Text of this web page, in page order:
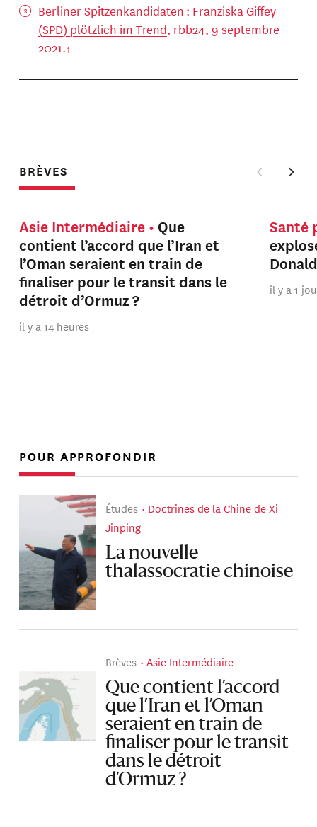
Berliner Spitzenkandidaten : Franziska Giffey
(SPD) plötzlich im Trend, rbb24, 9 septembre
2021.
BRÈVES
Asie Intermédiaire
Que
contient l’accord que l’Iran et
l’Oman seraient en train de
finaliser pour le transit dans le
détroit d’Ormuz ?
il y a 14 heures
Santé
il y a 1
POUR APPROFONDIR
Études
Doctrines de la Chine de Xi
Jinping
La nouvelle
thalassocratie chinoise
Brèves Asie Intermédiaire
Que contient l’accord
que l’Iran et l’Oman
seraient en train de
finaliser pour le transit
dans le détroit
d’Ormuz ?